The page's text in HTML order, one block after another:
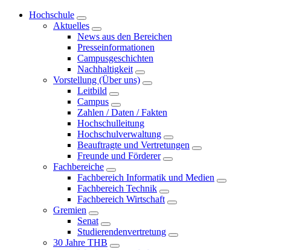
Hochschule
Aktuelles
News aus den Bereichen
Presseinformationen
Campusgeschichten
Nachhaltigkeit
Vorstellung (Über uns)
Leitbild
Campus
Zahlen / Daten / Fakten
Hochschulleitung
Hochschulverwaltung
Beauftragte und Vertretungen
Freunde und Förderer
Fachbereiche
Fachbereich Informatik und Medien
Fachbereich Technik
Fachbereich Wirtschaft
Gremien
Senat
Studierendenvertretung
30 Jahre THB